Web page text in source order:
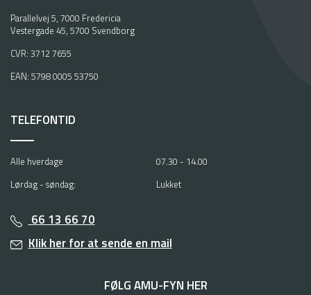
Parallelvej 5, 7000 Fredericia
Vestergade 45, 5700 Svendborg
CVR: 3712 7655
EAN: 5798 0005 53750
TELEFONTID
Alle hverdage
07.30 - 14.00
Lørdag - søndag:
Lukket
66 13 66 70
Klik her for at sende en mail
FØLG AMU-FYN HER